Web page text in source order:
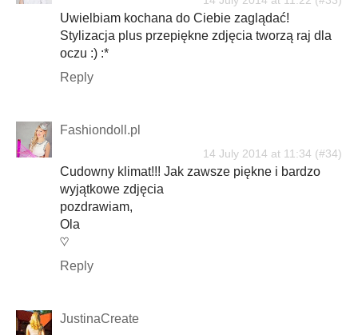
Uwielbiam kochana do Ciebie zaglądać!
Stylizacja plus przepiękne zdjęcia tworzą raj dla
oczu :) :*
Reply
Fashiondoll.pl
14 July 2014 at 11:34
Cudowny klimat!!! Jak zawsze piękne i bardzo
wyjątkowe zdjęcia
pozdrawiam,
Ola
♡
Reply
JustinaCreate